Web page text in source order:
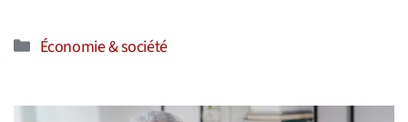
Catégories
Économie & société